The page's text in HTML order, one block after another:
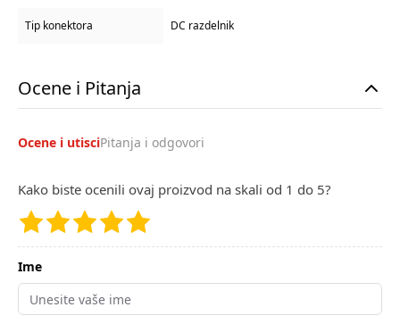
Tip konektora DC razdelnik
Ocene i Pitanja
Ocene i utisciPitanja i odgovori
Kako biste ocenili ovaj proizvod na skali od 1 do 5?
Ime